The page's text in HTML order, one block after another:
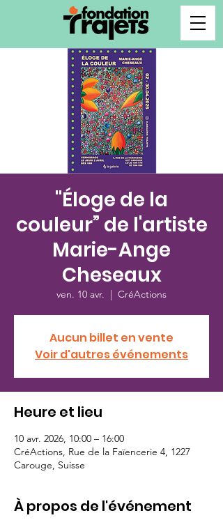
"Éloge de la
couleur” de l'artiste
Marie-Ange
Cheseaux
ven. 10 avr.
  |
CréActions
Aucun billet en vente
Voir d'autres événements
Heure et lieu
10 avr. 2026, 10:00 – 16:00
CréActions, Rue de la Faïencerie 4, 1227
Carouge, Suisse
À propos de l'événement